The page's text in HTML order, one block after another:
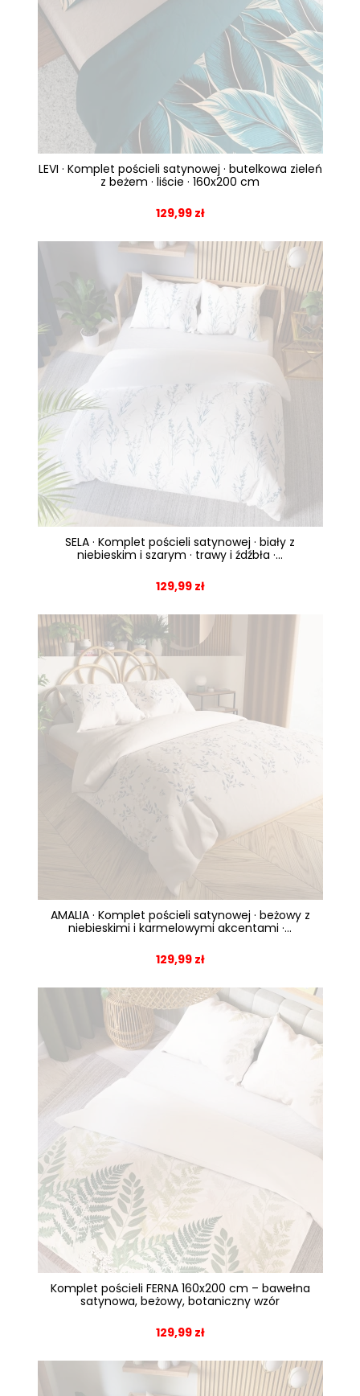
LEVI · Komplet pościeli satynowej · butelkowa zieleń
z beżem · liście · 160x200 cm
129,99 zł
SELA · Komplet pościeli satynowej · biały z
niebieskim i szarym · trawy i źdźbła ·...
129,99 zł
AMALIA · Komplet pościeli satynowej · beżowy z
niebieskimi i karmelowymi akcentami ·...
129,99 zł
Komplet pościeli FERNA 160x200 cm – bawełna
satynowa, beżowy, botaniczny wzór
129,99 zł